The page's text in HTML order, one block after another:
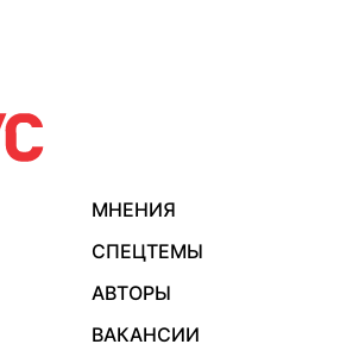
МНЕНИЯ
СПЕЦТЕМЫ
АВТОРЫ
ВАКАНСИИ